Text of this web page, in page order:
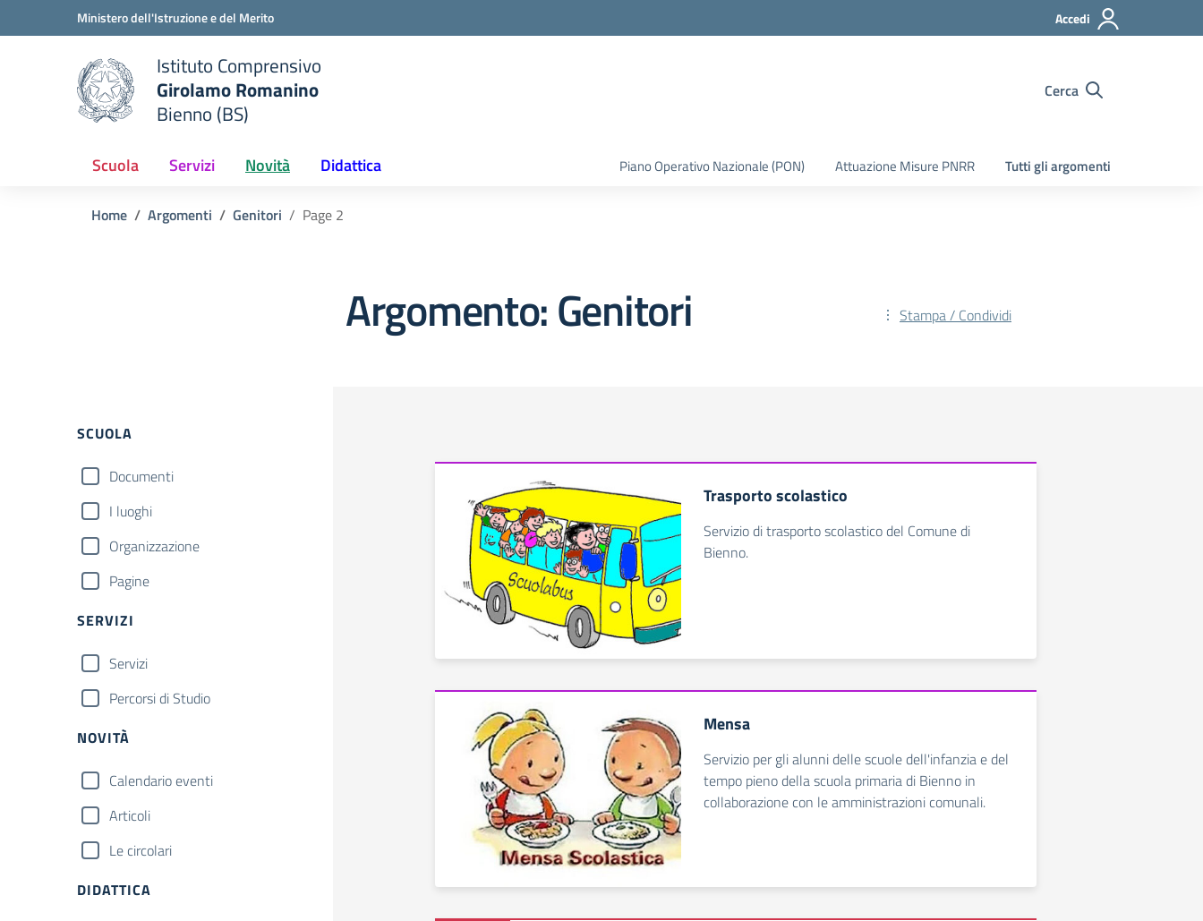
Vai ai contenuti
Vai al menu di navigazioneMinistero dell'Istruzione e del Merito Accedi
scuola
Istituto Comprensivo
Girolamo Romanino
Bienno (BS)
Cerca
Scuola Servizi Novità Didattica Piano Operativo Nazionale (PON) Attuazione Misure PNRR Tutti gli argomenti
Home Argomenti Genitori Page 2
Argomento: Genitori Stampa / Condividi
Filtri
SCUOLA
Documenti
I luoghi
Organizzazione
Pagine
SERVIZI
Servizi
Percorsi di Studio
NOVITÀ
Calendario eventi
Articoli
Le circolari
DIDATTICA
Trasporto scolastico
Servizio di trasporto scolastico del Comune di
Bienno.
Mensa
Servizio per gli alunni delle scuole dell'infanzia e del
tempo pieno della scuola primaria di Bienno in
collaborazione con le amministrazioni comunali.